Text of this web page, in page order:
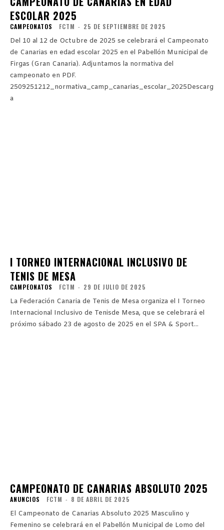
ESCOLAR 2025
CAMPEONATOS FCTM - 25 DE SEPTIEMBRE DE 2025
Del 10 al 12 de Octubre de 2025 se celebrará el Campeonato
de Canarias en edad escolar 2025 en el Pabellón Municipal de
Firgas (Gran Canaria). Adjuntamos la normativa del
campeonato en PDF.
2509251212_normativa_camp_canarias_escolar_2025Descarg
a
I TORNEO INTERNACIONAL INCLUSIVO DE
TENIS DE MESA
CAMPEONATOS FCTM - 29 DE JULIO DE 2025
La Federación Canaria de Tenis de Mesa organiza el I Torneo
Internacional Inclusivo de Tenisde Mesa, que se celebrará el
próximo sábado 23 de agosto de 2025 en el SPA & Sport...
CAMPEONATO DE CANARIAS ABSOLUTO 2025
ANUNCIOS FCTM - 8 DE ABRIL DE 2025
El Campeonato de Canarias Absoluto 2025 Masculino y
Femenino se celebrará en el Pabellón Municipal de Lomo del